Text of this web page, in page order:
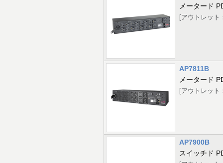
メータード
[アウトレット
AP7811B
メータード
[アウトレット
AP7900B
スイッチド